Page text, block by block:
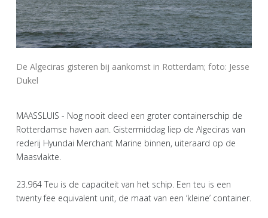
De Algeciras gisteren bij aankomst in Rotterdam; foto: Jesse
Dukel
MAASSLUIS - Nog nooit deed een groter containerschip de
Rotterdamse haven aan. Gistermiddag liep de Algeciras van
rederij Hyundai Merchant Marine binnen, uiteraard op de
Maasvlakte.
23.964 Teu is de capaciteit van het schip. Een teu is een
twenty fee equivalent unit, de maat van een ‘kleine’ container.